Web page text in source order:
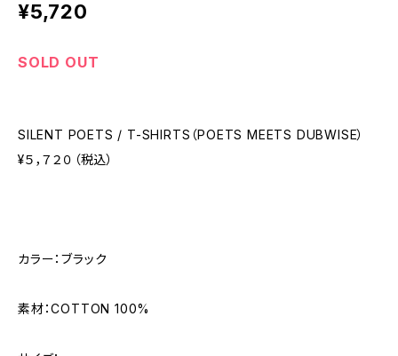
¥5,720
SOLD OUT
SILENT POETS / T-SHIRTS（POETS MEETS DUBWISE）
¥５，７２０（税込）
カラー：ブラック
素材：COTTON 100%